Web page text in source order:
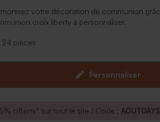
votre décoration de communion
croix liberty à personnaliser.
Police
Couleur de la police
Format : 4,40 cm
24 pièces
Personnaliser
offerts* sur tout le site | Code :